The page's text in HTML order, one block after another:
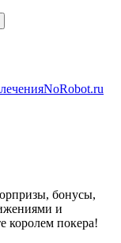
NoRobot.ru
бонусы,
и
королем покера!